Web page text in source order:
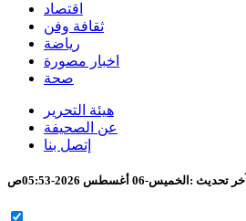
اقتصاد
ثقافة وفن
رياضة
اخبار مصورة
صحة
هيئة التحرير
عن الصحيفة
إتصل بنا
آخر تحديث : الخميس-06 أغسطس 2026-05:53ص